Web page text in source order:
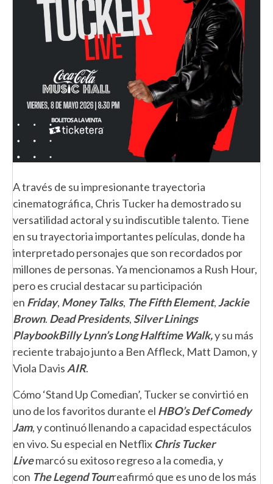
A través de su impresionante trayectoria
cinematográfica, Chris Tucker ha demostrado su
versatilidad actoral y su indiscutible talento. Tiene
en su trayectoria importantes películas, donde ha
interpretado personajes que son recordados por
millones de personas. Ya mencionamos a Rush Hour,
pero es crucial destacar su participación
en Friday, Money Talks, The Fifth Element,Jackie
Brown. Dead Presidents, Silver Linings
PlaybookBilly Lynn’s Long Halftime Walk,y su más
reciente trabajo junto a Ben Affleck, Matt Damon, y
Viola Davis AIR.
Cómo ‘Stand Up Comedian’, Tucker se convirtió en
uno de los favoritos durante el HBO’s Def Comedy
Jam, y continuó llenando a capacidad espectáculos
en vivo. Su especial en Netflix Chris Tucker
Livemarcó su exitoso regreso a la comedia, y
con The Legend Tourreafirmó que es uno de los más